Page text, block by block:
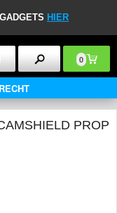
HIER
0
PROP